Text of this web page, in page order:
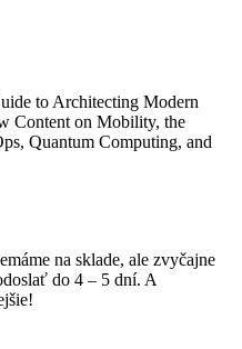
to Architecting Modern
Content on Mobility, the
Quantum Computing, and
na sklade, ale zvyčajne
do 4 – 5 dní. A